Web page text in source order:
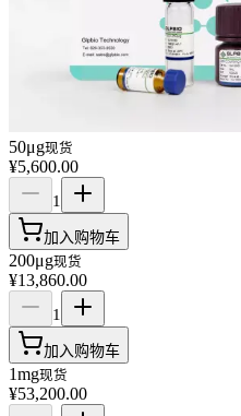
50μg现货
¥5,600.00
1
加入购物车
200μg现货
¥13,860.00
1
加入购物车
1mg现货
¥53,200.00